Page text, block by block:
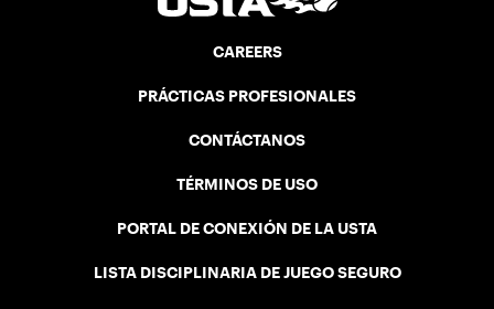
CAREERS
PRÁCTICAS PROFESIONALES
CONTÁCTANOS
TÉRMINOS DE USO
PORTAL DE CONEXIÓN DE LA USTA
LISTA DISCIPLINARIA DE JUEGO SEGURO